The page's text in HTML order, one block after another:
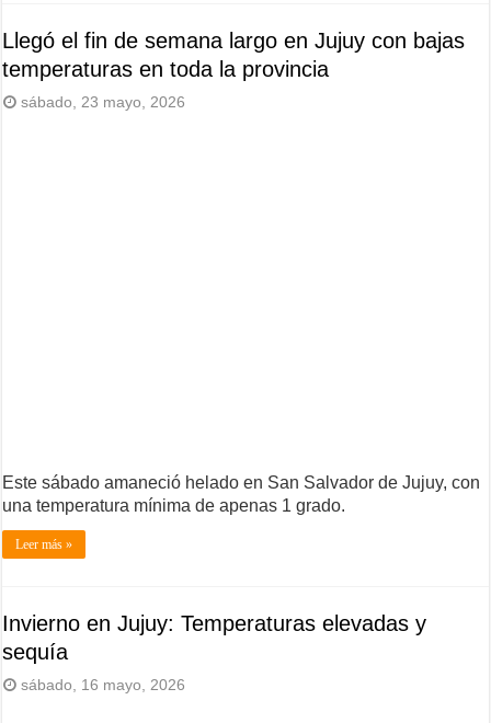
Llegó el fin de semana largo en Jujuy con bajas
temperaturas en toda la provincia
sábado, 23 mayo, 2026
Este sábado amaneció helado en San Salvador de Jujuy, con
una temperatura mínima de apenas 1 grado.
Leer más »
Invierno en Jujuy: Temperaturas elevadas y
sequía
sábado, 16 mayo, 2026